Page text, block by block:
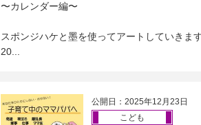
〜カレンダー編〜
スポンジハケと墨を使ってアートしていきます
20...
公開日：2025年12月23日
こども